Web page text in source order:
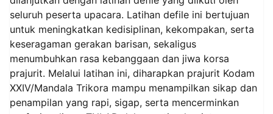
seluruh peserta upacara. Latihan defile ini bertujuan
untuk meningkatkan kedisiplinan, kekompakan, serta
keseragaman gerakan barisan, sekaligus
menumbuhkan rasa kebanggaan dan jiwa korsa
prajurit. Melalui latihan ini, diharapkan prajurit Kodam
XXIV/Mandala Trikora mampu menampilkan sikap dan
penampilan yang rapi, sigap, serta mencerminkan